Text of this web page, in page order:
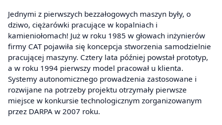
Jednymi z pierwszych bezzałogowych maszyn były, o
dziwo, ciężarówki pracujące w kopalniach i
kamieniołomach! Już w roku 1985 w głowach inżynierów
firmy CAT pojawiła się koncepcja stworzenia samodzielnie
pracującej maszyny. Cztery lata później powstał prototyp,
a w roku 1994 pierwszy model pracował u klienta.
Systemy autonomicznego prowadzenia zastosowane i
rozwijane na potrzeby projektu otrzymały pierwsze
miejsce w konkursie technologicznym zorganizowanym
przez DARPA w 2007 roku.